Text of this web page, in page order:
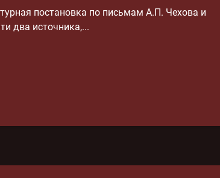
постановка по письмам А.П. Чехова и
два источника,...